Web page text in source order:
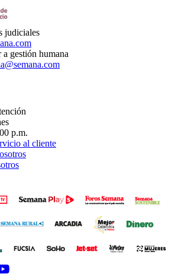
judiciales
a gestión humana
p.m.
al cliente